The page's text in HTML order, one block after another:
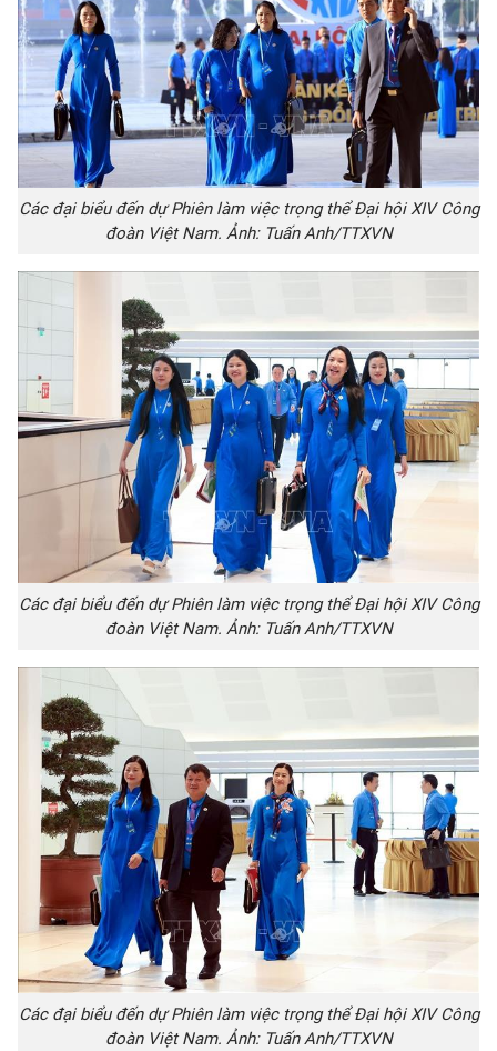
Các đại biểu đến dự Phiên làm việc trọng thể Đại hội XIV Công
đoàn Việt Nam. Ảnh: Tuấn Anh/TTXVN
Các đại biểu đến dự Phiên làm việc trọng thể Đại hội XIV Công
đoàn Việt Nam. Ảnh: Tuấn Anh/TTXVN
Các đại biểu đến dự Phiên làm việc trọng thể Đại hội XIV Công
đoàn Việt Nam. Ảnh: Tuấn Anh/TTXVN